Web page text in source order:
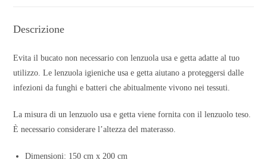
Descrizione
Evita il bucato non necessario con lenzuola usa e getta adatte al tuo
utilizzo. Le lenzuola igieniche usa e getta aiutano a proteggersi dalle
infezioni da funghi e batteri che abitualmente vivono nei tessuti.
La misura di un lenzuolo usa e getta viene fornita con il lenzuolo teso.
È necessario considerare l’altezza del materasso.
Dimensioni: 150 cm x 200 cm